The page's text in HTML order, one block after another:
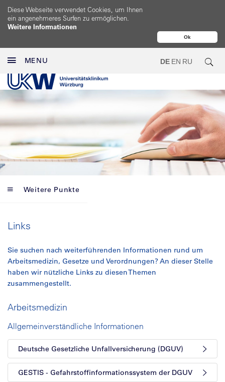
Ok
Diese Webseite verwendet Cookies, um Ihnen
ein angenehmeres Surfen zu ermöglichen.
Weitere Informationen
MENU DE EN RU
Weitere Punkte
Links
Sie suchen nach weiterführenden Informationen rund um
Arbeitsmedizin, Gesetze und Verordnungen? An dieser Stelle
haben wir nützliche Links zu diesen Themen
zusammengestellt.
Arbeitsmedizin
Allgemeinverständliche Informationen
Deutsche Gesetzliche Unfallversicherung (DGUV)
GESTIS - Gefahrstoffinformationssystem der DGUV